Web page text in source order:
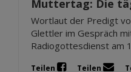
Muttertag: Die
Wortlaut der Predigt
Glettler im Gespräch
Radiogottesdienst am
Teilen Teilen